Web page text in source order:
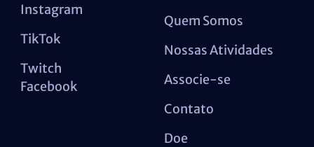
Instagram
TikTok
Twitch
Facebook
Quem Somos
Nossas Atividades
Associe-se
Contato
Doe